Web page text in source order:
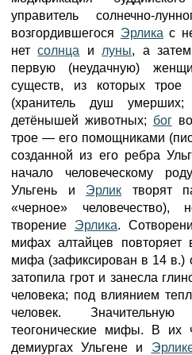
управитель солнечно-
возгордившегося Эрлика с
нетсолнца и луны, а
первую (неудачную)
существ, из которых трое
(хранитель душ умерших;
детёнышей животных; бог
трое — его помощниками
созданной из его ребра
начало человеческому
Ульгень и Эрлик творят
«черное» человечество),
творение Эрлика.
мифах алтайцев повторяет
мифа (зафиксирован в 14 в.)
затопила грот и занесла
человека; под влиянием
человек.
теогонические мифы. В их
демиургах Ульгене и